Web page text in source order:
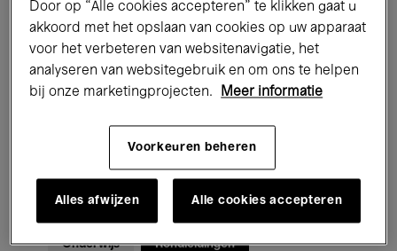
Tentoonstellingen Films
Performances Lezingen & Debatten
Jazz Klassieke Muziek Global Music
Voor iedereen Kids’ Palace
Onderwijs Rondleidingen
Door op “Alle cookies accepteren” te klikken gaat u
akkoord met het opslaan van cookies op uw apparaat
voor het verbeteren van websitenavigatie, het
analyseren van websitegebruik en om ons te helpen
bij onze marketingprojecten.
Meer informatie
Voorkeuren beheren
Alles afwijzen Alle cookies accepteren